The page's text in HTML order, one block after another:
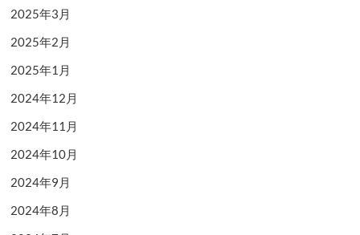
2025年3月
2025年2月
2025年1月
2024年12月
2024年11月
2024年10月
2024年9月
2024年8月